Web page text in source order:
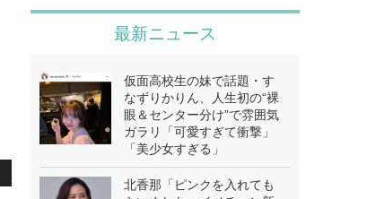
最新ニュース
仮面高校生の妹で話題・す
なずりかりん、人生初の“裸
眼＆センター分け”で雰囲気
ガラリ「可愛すぎて衝撃」
「美少女すぎる」
北香那「ピンクを入れても